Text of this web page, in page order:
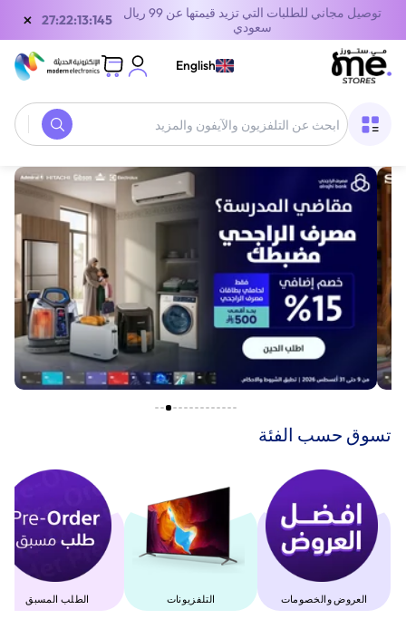
توصيل مجاني للطلبات التي تزيد قيمتها عن 99 ريال
سعودي
27:22:13:145
×
English
‫تسوق حسب الفئة‬
العروض والخصومات التلفزيونات الطلب المسبق